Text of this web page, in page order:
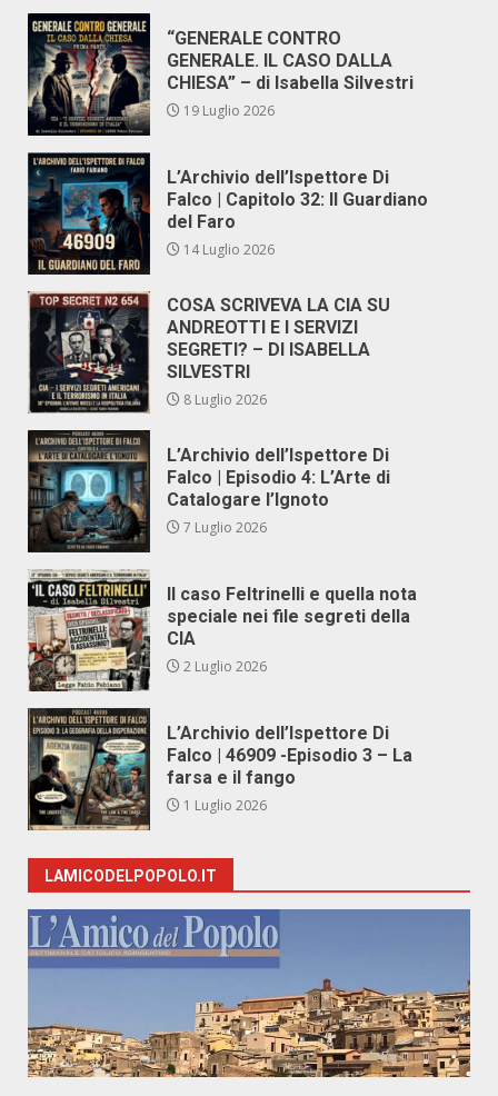
“GENERALE CONTRO
GENERALE. IL CASO DALLA
CHIESA” – di Isabella Silvestri
19 Luglio 2026
L’Archivio dell’Ispettore Di
Falco | Capitolo 32: Il Guardiano
del Faro
14 Luglio 2026
COSA SCRIVEVA LA CIA SU
ANDREOTTI E I SERVIZI
SEGRETI? – DI ISABELLA
SILVESTRI
8 Luglio 2026
L’Archivio dell’Ispettore Di
Falco | Episodio 4: L’Arte di
Catalogare l’Ignoto
7 Luglio 2026
Il caso Feltrinelli e quella nota
speciale nei file segreti della
CIA
2 Luglio 2026
L’Archivio dell’Ispettore Di
Falco | 46909 -Episodio 3 – La
farsa e il fango
1 Luglio 2026
LAMICODELPOPOLO.IT